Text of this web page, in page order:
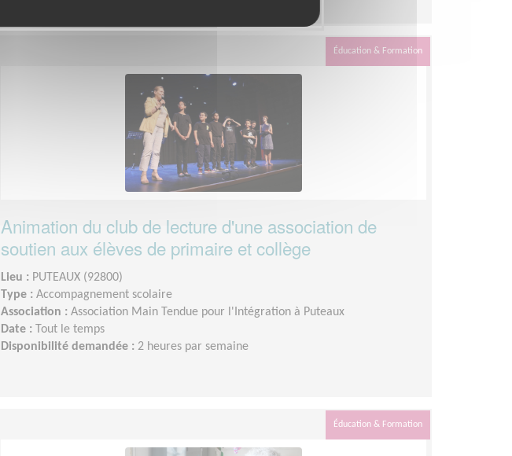
Éducation & Formation
Animation du club de lecture d'une association de
soutien aux élèves de primaire et collège
Lieu : PUTEAUX (92800)
Type : Accompagnement scolaire
Association : Association Main Tendue pour l'Intégration à Puteaux
Date :
Tout le temps
Disponibilité demandée : 2 heures par semaine
Éducation & Formation